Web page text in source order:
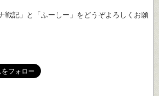
戦記」と「ふーしー」をどうぞよろしくお願